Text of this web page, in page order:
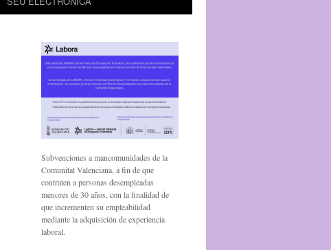
Subvenciones a mancomunidades de la
Comunitat Valenciana, a fin de que
contraten a personas desempleadas
menores de 30 años, con la finalidad de
que incrementen su empleabilidad
mediante la adquisición de experiencia
laboral.